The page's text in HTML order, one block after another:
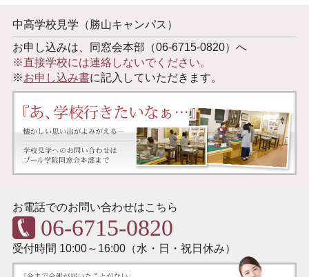
中高学校見学（勝山キャンパス）
お申し込みは、同窓会本部（06-6715-0820）へ
※直接学校には連絡しないでください。
※お申し込み書に記入していただきます。
お電話でのお問い合わせはこちら
06-6715-0820
受付時間 10:00～16:00（水・日・祝日休み）